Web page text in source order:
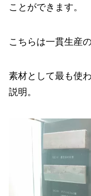
ことができます。
こちらは一貫生産
素材として最も使
説明。